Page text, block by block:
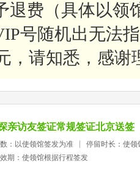
退费（具体以领
号随机出无法
，请知悉，感谢
亲访友签证常规签证北京送签
：以使领馆签发为准
停留时长：使领
期：使领馆根据行程签发